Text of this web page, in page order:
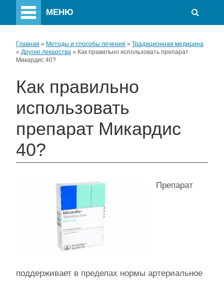
МЕНЮ
Главная » Методы и способы лечения » Традиционная медицина
» Другие лекарства » Как правильно использовать препарат
Микардис 40?
Как правильно
использовать
препарат Микардис
40?
Препарат
поддерживает в пределах нормы артериальное